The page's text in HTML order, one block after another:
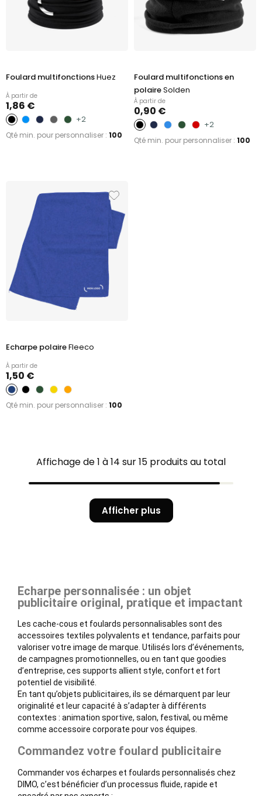
Foulard multifonctionsHuez
À partir de
1,86 €
+2
Qté min. pour personnaliser : 100
Foulard multifonctions en
polaireSolden
À partir de
0,90 €
+2
Qté min. pour personnaliser : 100
Echarpe polaireFleeco
À partir de
1,50 €
Qté min. pour personnaliser : 100
Affichage de 1 à 14 sur 15 produits au total
Afficher plus
Echarpe personnalisée : un objet
publicitaire original, pratique et impactant
Les cache-cous et foulards personnalisables sont des
accessoires textiles polyvalents et tendance, parfaits pour
valoriser votre image de marque. Utilisés lors d’événements,
de campagnes promotionnelles, ou en tant que goodies
d’entreprise, ces supports allient style, confort et fort
potentiel de visibilité.
En tant qu’objets publicitaires, ils se démarquent par leur
originalité et leur capacité à s’adapter à différents
contextes : animation sportive, salon, festival, ou même
comme accessoire corporate pour vos équipes.
Commandez votre foulard publicitaire
Commander vos écharpes et foulards personnalisés chez
DIMO, c’est bénéficier d’un processus fluide, rapide et